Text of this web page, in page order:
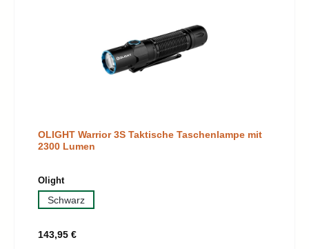
OLIGHT Warrior 3S Taktische Taschenlampe mit
2300 Lumen
Olightauswählen
Schwarz
Regulärer Preis:
143,95 €